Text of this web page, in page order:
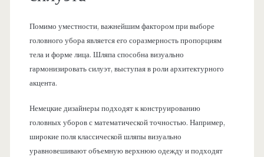
Помимо уместности, важнейшим фактором при выборе
головного убора является его соразмерность пропорциям
тела и форме лица. Шляпа способна визуально
гармонизировать силуэт, выступая в роли архитектурного
акцента.
Немецкие дизайнеры подходят к конструированию
головных уборов с математической точностью. Например,
широкие поля классической шляпы визуально
уравновешивают объемную верхнюю одежду и подходят